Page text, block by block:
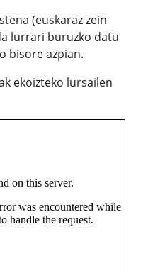
(euskaraz zein
lurrari buruzko datu
bisore azpian.
ekoizteko lursailen